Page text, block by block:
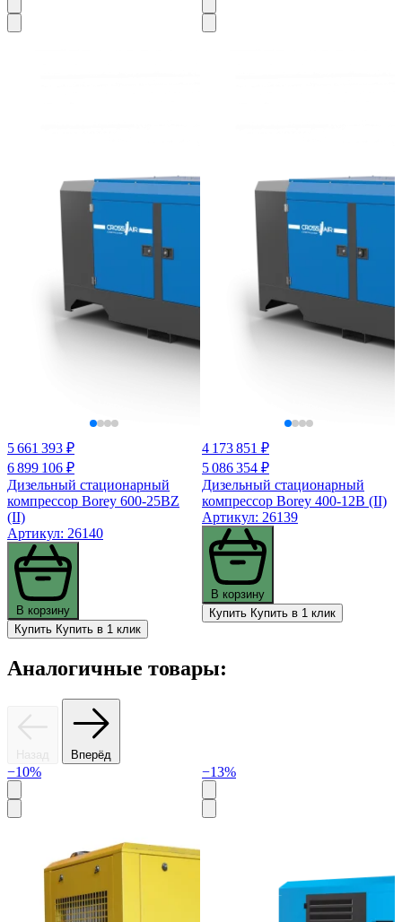
5 661 393 ₽
6 899 106 ₽
Дизельный стационарный
компрессор Borey 600-25BZ
(II)
Артикул: 26140
В корзину
Купить Купить в 1 клик
4 173 851 ₽
5 086 354 ₽
Дизельный стационарный
компрессор Borey 400-12B (II)
Артикул: 26139
В корзину
Купить Купить в 1 клик
Аналогичные товары:
Назад Вперёд
−10% −13%